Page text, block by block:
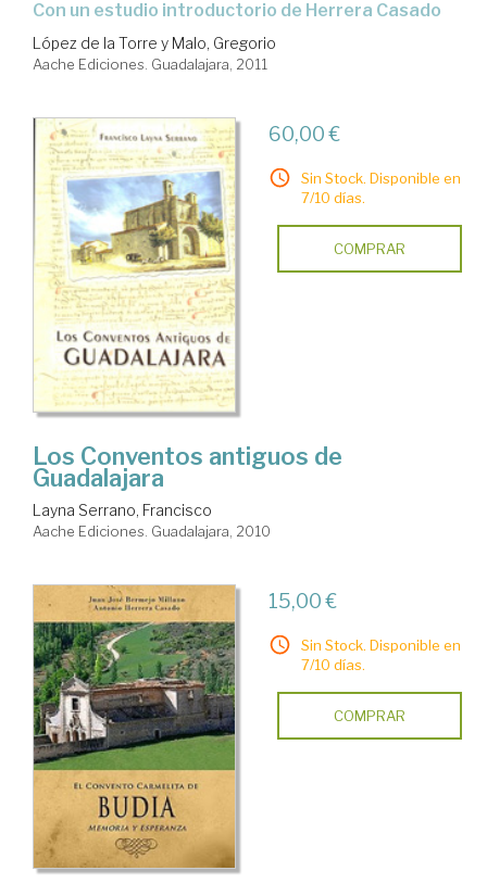
con un estudio introductorio de Herrera Casado
López de la Torre y Malo, Gregorio
Aache Ediciones. Guadalajara, 2011
60,00 €
Sin Stock. Disponible en
7/10 días.
COMPRAR
Los Conventos antiguos de
Guadalajara
Layna Serrano, Francisco
Aache Ediciones. Guadalajara, 2010
15,00 €
Sin Stock. Disponible en
7/10 días.
COMPRAR